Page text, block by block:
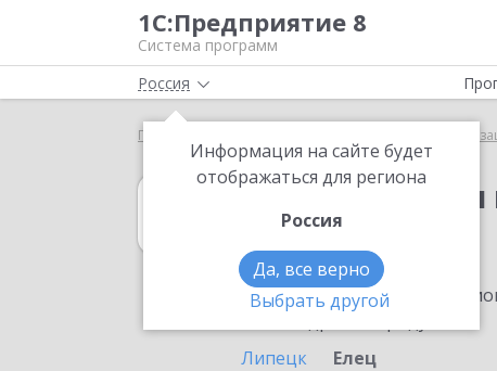
1С:Предприятие 8
Система программ
Россия
Информация на сайте будет
отображаться для региона
Россия
Да, все верно
Выбрать другой
Главная 1С:Бухгалтерия некоммерческой
в Ельце
Ознакомьтесь с
Липецк
Елец